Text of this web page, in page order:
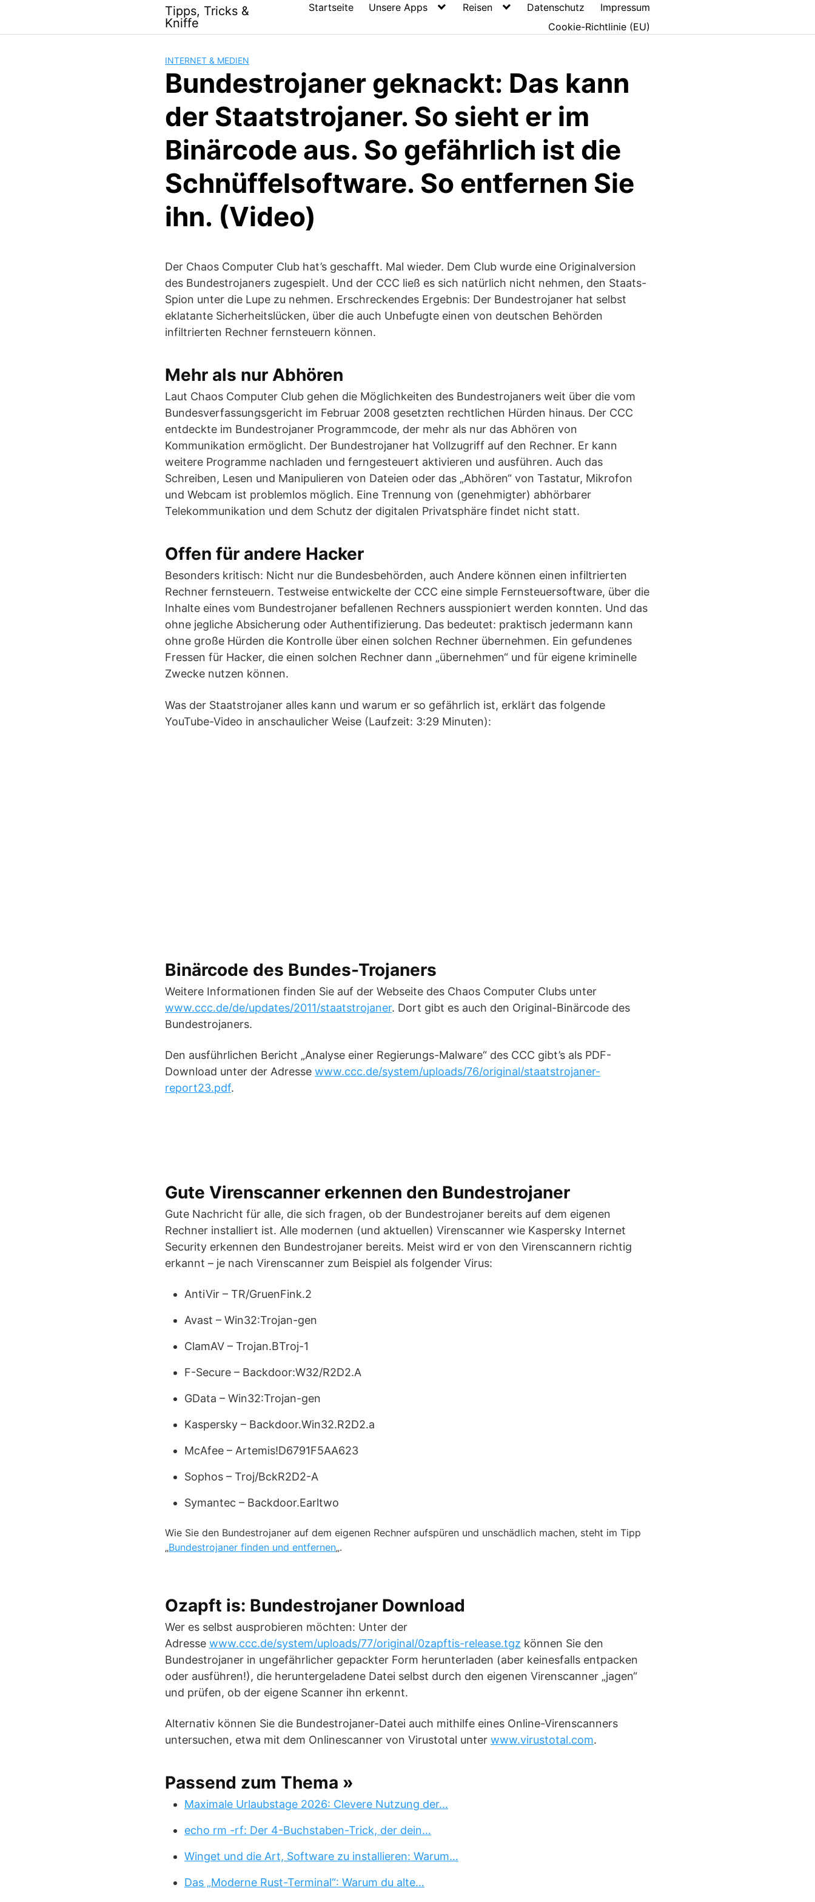
content
Tipps, Tricks &
Kniffe
Startseite Unsere Apps Reisen Datenschutz
Impressum
Cookie-Richtlinie (EU)
INTERNET & MEDIEN
Bundestrojaner geknackt: Das kann
der Staatstrojaner. So sieht er im
Binärcode aus. So gefährlich ist die
Schnüffelsoftware. So entfernen Sie
ihn. (Video)
Der Chaos Computer Club hat’s geschafft. Mal wieder. Dem Club wurde eine Originalversion
des Bundestrojaners zugespielt. Und der CCC ließ es sich natürlich nicht nehmen, den Staats-
Spion unter die Lupe zu nehmen. Erschreckendes Ergebnis: Der Bundestrojaner hat selbst
eklatante Sicherheitslücken, über die auch Unbefugte einen von deutschen Behörden
infiltrierten Rechner fernsteuern können.
Mehr als nur Abhören
Laut Chaos Computer Club gehen die Möglichkeiten des Bundestrojaners weit über die vom
Bundesverfassungsgericht im Februar 2008 gesetzten rechtlichen Hürden hinaus. Der CCC
entdeckte im Bundestrojaner Programmcode, der mehr als nur das Abhören von
Kommunikation ermöglicht. Der Bundestrojaner hat Vollzugriff auf den Rechner. Er kann
weitere Programme nachladen und ferngesteuert aktivieren und ausführen. Auch das
Schreiben, Lesen und Manipulieren von Dateien oder das „Abhören“ von Tastatur, Mikrofon
und Webcam ist problemlos möglich. Eine Trennung von (genehmigter) abhörbarer
Telekommunikation und dem Schutz der digitalen Privatsphäre findet nicht statt.
Offen für andere Hacker
Besonders kritisch: Nicht nur die Bundesbehörden, auch Andere können einen infiltrierten
Rechner fernsteuern. Testweise entwickelte der CCC eine simple Fernsteuersoftware, über die
Inhalte eines vom Bundestrojaner befallenen Rechners ausspioniert werden konnten. Und das
ohne jegliche Absicherung oder Authentifizierung. Das bedeutet: praktisch jedermann kann
ohne große Hürden die Kontrolle über einen solchen Rechner übernehmen. Ein gefundenes
Fressen für Hacker, die einen solchen Rechner dann „übernehmen“ und für eigene kriminelle
Zwecke nutzen können.
Was der Staatstrojaner alles kann und warum er so gefährlich ist, erklärt das folgende
YouTube-Video in anschaulicher Weise (Laufzeit: 3:29 Minuten):
Binärcode des Bundes-Trojaners
Weitere Informationen finden Sie auf der Webseite des Chaos Computer Clubs unter
www.ccc.de/de/updates/2011/staatstrojaner. Dort gibt es auch den Original-Binärcode des
Bundestrojaners.
Den ausführlichen Bericht „Analyse einer Regierungs-Malware“ des CCC gibt’s als PDF-
Download unter der Adresse www.ccc.de/system/uploads/76/original/staatstrojaner-
report23.pdf.
Gute Virenscanner erkennen den Bundestrojaner
Gute Nachricht für alle, die sich fragen, ob der Bundestrojaner bereits auf dem eigenen
Rechner installiert ist. Alle modernen (und aktuellen) Virenscanner wie Kaspersky Internet
Security erkennen den Bundestrojaner bereits. Meist wird er von den Virenscannern richtig
erkannt – je nach Virenscanner zum Beispiel als folgender Virus:
AntiVir – TR/GruenFink.2
Avast – Win32:Trojan-gen
ClamAV – Trojan.BTroj-1
F-Secure – Backdoor:W32/R2D2.A
GData – Win32:Trojan-gen
Kaspersky – Backdoor.Win32.R2D2.a
McAfee – Artemis!D6791F5AA623
Sophos – Troj/BckR2D2-A
Symantec – Backdoor.Earltwo
Wie Sie den Bundestrojaner auf dem eigenen Rechner aufspüren und unschädlich machen, steht im Tipp
„Bundestrojaner finden und entfernen„.
Ozapft is: Bundestrojaner Download
Wer es selbst ausprobieren möchten: Unter der
Adresse www.ccc.de/system/uploads/77/original/0zapftis-release.tgz können Sie den
Bundestrojaner in ungefährlicher gepackter Form herunterladen (aber keinesfalls entpacken
oder ausführen!), die heruntergeladene Datei selbst durch den eigenen Virenscanner „jagen“
und prüfen, ob der eigene Scanner ihn erkennt.
Alternativ können Sie die Bundestrojaner-Datei auch mithilfe eines Online-Virenscanners
untersuchen, etwa mit dem Onlinescanner von Virustotal unter www.virustotal.com.
Passend zum Thema »
Maximale Urlaubstage 2026: Clevere Nutzung der…
echo rm -rf: Der 4-Buchstaben-Trick, der dein…
Winget und die Art, Software zu installieren: Warum…
Das „Moderne Rust-Terminal“: Warum du alte…